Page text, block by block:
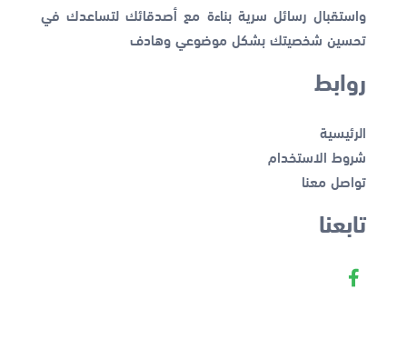
واستقبال رسائل سرية بناءة مع أصدقائك لتساعدك في
تحسين شخصيتك بشكل موضوعي وهادف
روابط
الرئيسية
شروط الاستخدام
تواصل معنا
تابعنا